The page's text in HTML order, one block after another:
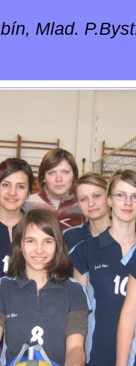
Mlad.